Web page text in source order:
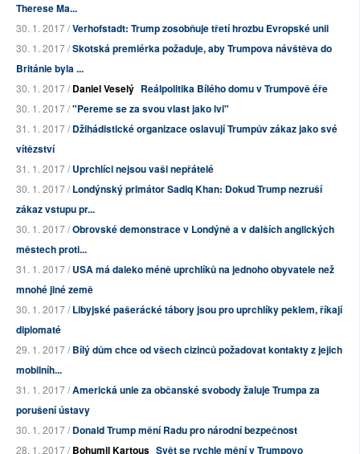
Therese Ma...
30. 1. 2017 /Verhofstadt: Trump zosobňuje třetí hrozbu Evropské unii
30. 1. 2017 /Skotská premiérka požaduje, aby Trumpova návštěva do
Británie byla ...
30. 1. 2017 /Daniel Veselý Reálpolitika Bílého domu v Trumpově éře
30. 1. 2017 /"Pereme se za svou vlast jako lvi"
31. 1. 2017 /Džihádistické organizace oslavují Trumpův zákaz jako své
vítězství
31. 1. 2017 /Uprchlíci nejsou vaši nepřátelé
30. 1. 2017 /Londýnský primátor Sadiq Khan: Dokud Trump nezruší
zákaz vstupu pr...
30. 1. 2017 /Obrovské demonstrace v Londýně a v dalších anglických
městech proti...
31. 1. 2017 /USA má daleko méně uprchlíků na jednoho obyvatele než
mnohé jiné země
30. 1. 2017 /Libyjské pašerácké tábory jsou pro uprchlíky peklem, říkají
diplomaté
29. 1. 2017 /Bílý dům chce od všech cizinců požadovat kontakty z jejich
mobilníh...
31. 1. 2017 /Americká unie za občanské svobody žaluje Trumpa za
porušení ústavy
30. 1. 2017 /Donald Trump mění Radu pro národní bezpečnost
28. 1. 2017 /Bohumil Kartous Svět se rychle mění v Trumpovo